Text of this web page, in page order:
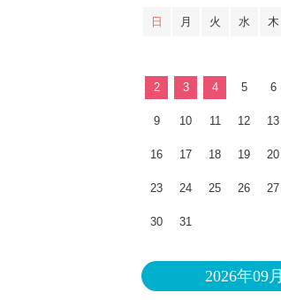
日 月 火 水 木
2 3 4 5 6
9 10 11 12 13
16 17 18 19 20
23 24 25 26 27
30 31
2026年09月